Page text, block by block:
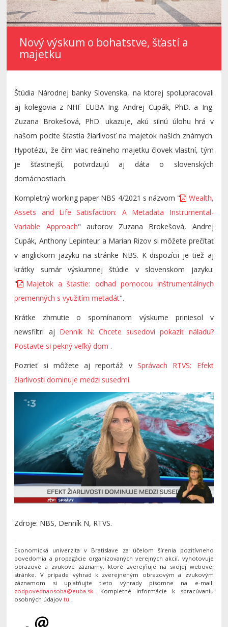
Nový výskum o bohatstve, šťastí a
majetku
Štúdia Národnej banky Slovenska, na ktorej spolupracovali
aj kolegovia z NHF EUBA Ing. Andrej Cupák, PhD. a Ing.
Zuzana Brokešová, PhD. ukazuje, akú silnú úlohu hrá v
našom pocite šťastia žiarlivosť na majetok našich známych.
Hypotézu, že čím viac reálneho majetku človek vlastní, tým
je šťastnejší, potvrdzujú aj dáta o slovenských
domácnostiach.
Kompletný working paper NBS 4/2021 s názvom "
Wealth,
Assets and Life Satisfaction: A Metadata Instrumental-
Variable Approach" autorov Zuzana Brokešová, Andrej
Cupák, Anthony Lepinteur a Marian Rizov si môžete prečítať
v anglickom jazyku na stránke NBS. K dispozícii je tiež aj
krátky sumár výskumnej štúdie v slovenskom jazyku:
"
Majetok a šťastie: odhad pomocou inštrumentálnych
premenných s využitím metadát".
Krátke zhrnutie o spomínanom výskume priniesol v
newsfiltri aj Denník N: Chcete susedovi pokaziť náladu?
Postavte si pekný veľký dom .
Pozrieť si môžete aj reportáž vSprávach RTVS: Efekt
žiarlivosti dominuje medzi susedmi.
Zdroje: NBS, Denník N, RTVS.
Ekonomická univerzita v Bratislave za účelom šírenia pozitívneho
povedomia a propagácie organizovaných verejných akcií, vyhotovuje
obrazové a zvukové záznamy, ktoré zverejňuje na svojej webovej
stránke. V prípade výhrad k zverejneným obrazovým a zvukovým
záznamom si uplatňujte tieto výhrady písomne na e-mail:
zodpovednaosoba@euba.sk. Kompletné informácie k spracúvaniu
osobných údajovtu.